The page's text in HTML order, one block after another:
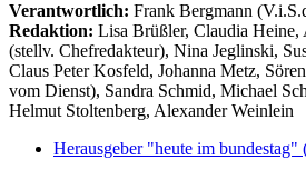
Verantwortlich: Frank Bergmann
Redaktion: Lisa Brüßler, Claudia Heine,
(stellv. Chefredakteur), Nina Jeglinski,
Claus Peter Kosfeld, Johanna Metz,
vom Dienst), Sandra Schmid, Michael
Helmut Stoltenberg, Alexander Weinlein
Herausgeber "heute im bundestag"